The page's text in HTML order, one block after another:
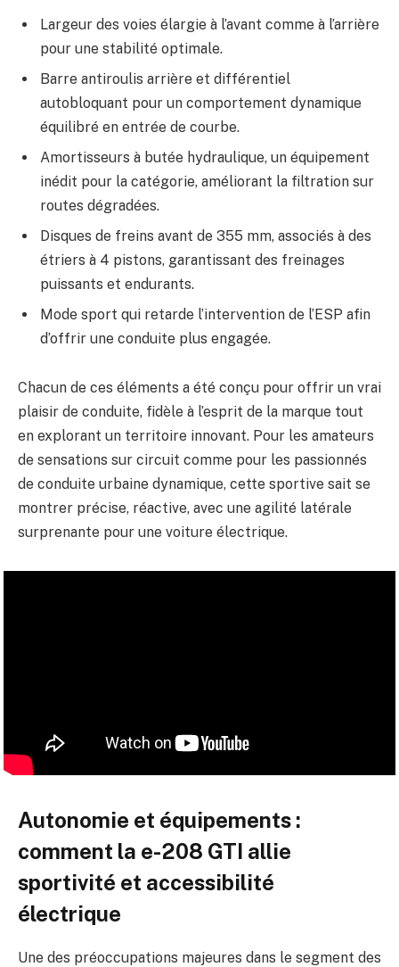
Largeur des voies élargie à l’avant comme à l’arrière
pour une stabilité optimale.
Barre antiroulis arrière et différentiel
autobloquant pour un comportement dynamique
équilibré en entrée de courbe.
Amortisseurs à butée hydraulique, un équipement
inédit pour la catégorie, améliorant la filtration sur
routes dégradées.
Disques de freins avant de 355 mm, associés à des
étriers à 4 pistons, garantissant des freinages
puissants et endurants.
Mode sport qui retarde l’intervention de l’ESP afin
d’offrir une conduite plus engagée.
Chacun de ces éléments a été conçu pour offrir un vrai
plaisir de conduite, fidèle à l’esprit de la marque tout
en explorant un territoire innovant. Pour les amateurs
de sensations sur circuit comme pour les passionnés
de conduite urbaine dynamique, cette sportive sait se
montrer précise, réactive, avec une agilité latérale
surprenante pour une voiture électrique.
Autonomie et équipements :
comment la e-208 GTI allie
sportivité et accessibilité
électrique
Une des préoccupations majeures dans le segment des